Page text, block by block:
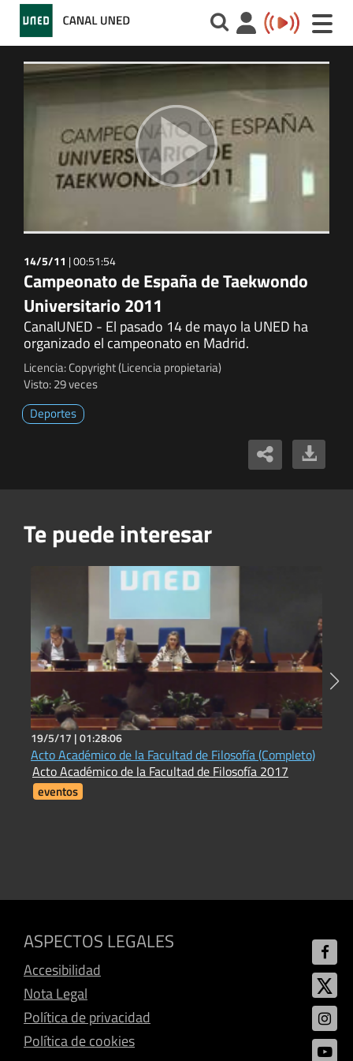
Toggle
14/5/11 |00:51:54
Campeonato de España de Taekwondo
Universitario 2011
CanalUNED - El pasado 14 de mayo la UNED ha
organizado el campeonato en Madrid.
Licencia: Copyright (Licencia propietaria)
Visto: 29 veces
Deportes
Te puede interesar
19/5/17 |01:28:06
Acto Académico de la Facultad de Filosofía (Completo)
Acto Académico de la Facultad de Filosofía 2017
eventos
ASPECTOS LEGALES
Accesibilidad
Nota Legal
Política de privacidad
Política de cookies